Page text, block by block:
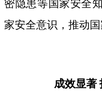
密隐患等国家安全
家安全意识，推动
成效显著